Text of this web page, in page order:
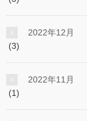
2022年12月
(3)
2022年11月
(1)